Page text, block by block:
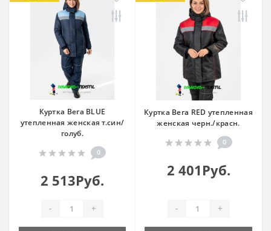
Куртка Вега BLUE
утепленная женская т.син/
голуб.
0
2 513Руб.
- +
Куртка Вега RED утепленная
женская черн./красн.
0
2 401Руб.
- +